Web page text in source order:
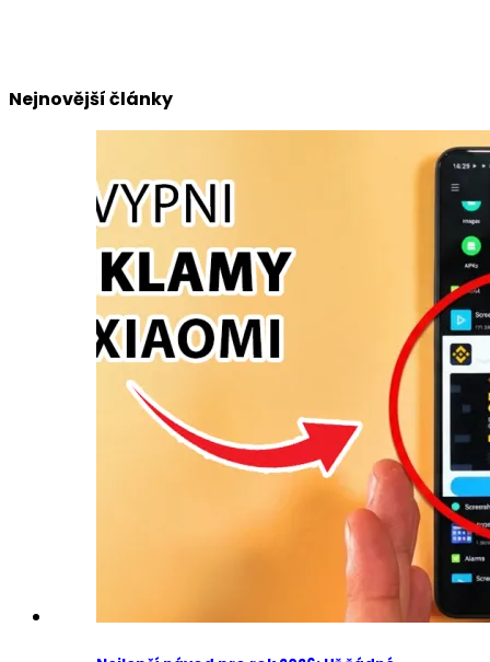
Nejnovější články